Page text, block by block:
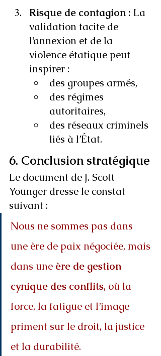
Risque de contagion : La
validation tacite de
l’annexion et de la
violence étatique peut
inspirer :
des groupes armés,
des régimes
autoritaires,
des réseaux criminels
liés à l’État.
6. Conclusion stratégique
Le document de J. Scott
Younger dresse le constat
suivant :
Nous ne sommes pas dans
une ère de paix négociée, mais
dans une ère de gestion
cynique des conflits, où la
force, la fatigue et l’image
priment sur le droit, la justice
et la durabilité.